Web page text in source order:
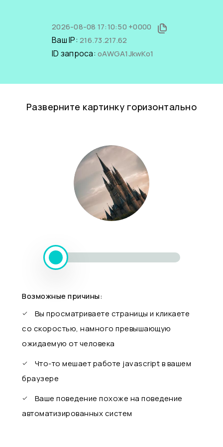
2026-08-08 17:10:50 +0000
Ваш IP: 216.73.217.62
ID запроса: oAWGA1JkwKo1
Разверните картинку горизонтально
Возможные причины:
Вы просматриваете страницы и кликаете
со скоростью, намного превышающую
ожидаемую от человека
Что-то мешает работе javascript в вашем
браузере
Ваше поведение похоже на поведение
автоматизированных систем